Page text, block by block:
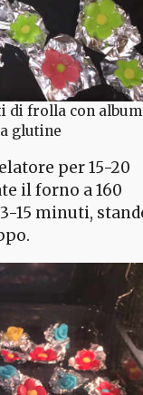
di frolla con
glutine
per 15-20
il forno a 160
15 minuti,